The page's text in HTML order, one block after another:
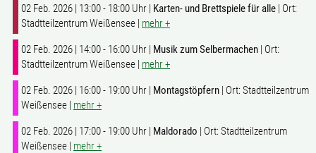
02 Feb. 2026 | 13:00 - 18:00 Uhr | Karten- und Brettspiele für alle | Ort:
Stadtteilzentrum Weißensee | mehr +
02 Feb. 2026 | 14:00 - 16:00 Uhr | Musik zum Selbermachen | Ort:
Stadtteilzentrum Weißensee | mehr +
02 Feb. 2026 | 16:00 - 19:00 Uhr | Montagstöpfern | Ort: Stadtteilzentrum
Weißensee | mehr +
02 Feb. 2026 | 17:00 - 19:00 Uhr | Maldorado | Ort: Stadtteilzentrum
Weißensee | mehr +